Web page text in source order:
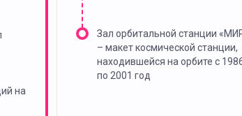
на
Зал орбитальной станции
– макет космической станции,
находившейся на орбите с
по 2001 год